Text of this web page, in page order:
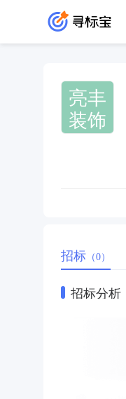
亮丰
装饰
招标 （0）
招标分析